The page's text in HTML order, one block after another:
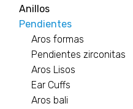
Anillos
Pendientes
Aros formas
Pendientes zirconitas
Aros Lisos
Ear Cuffs
Aros bali